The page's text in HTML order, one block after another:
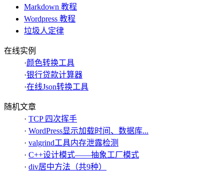
Markdown 教程
Wordpress 教程
垃圾人定律
在线实例
·颜色转换工具
·银行贷款计算器
·在线Json转换工具
随机文章
· TCP 四次挥手
· WordPress显示加载时间、数据库...
· valgrind工具内存泄露检测
· C++设计模式——抽象工厂模式
· div居中方法（共9种）